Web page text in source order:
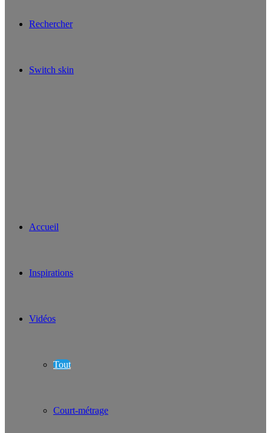
Rechercher
Switch skin
Accueil
Inspirations
Vidéos
Tout
Court-métrage